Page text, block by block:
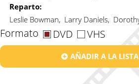
Reparto:
Leslie Bowman, Larry Daniels,
Formato DVD VHS
AÑADIR A LA LISTA